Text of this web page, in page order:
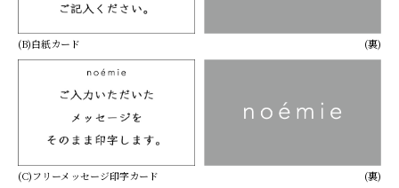
(B)白紙カード (裏)
(C)フリーメッセージ印字カード (裏)